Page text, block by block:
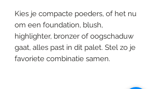
Kies je compacte poeders, of het nu
om een foundation, blush,
highlighter, bronzer of oogschaduw
gaat, alles past in dit palet. Stel zo je
favoriete combinatie samen.